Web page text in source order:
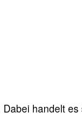
handelt